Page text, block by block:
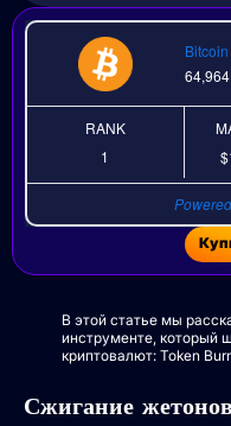
RANK
1
В этой статье мы
инструменте, который
криптовалют: Token
Сжигание